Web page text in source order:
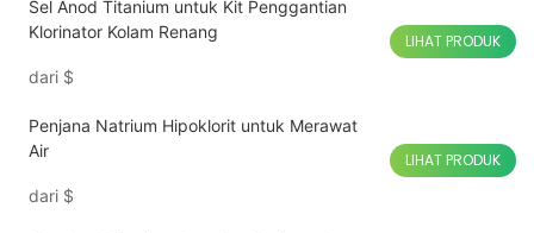
Sel Anod Titanium untuk Kit Penggantian
Klorinator Kolam Renang
dari $
LIHAT PRODUK
Penjana Natrium Hipoklorit untuk Merawat
Air
dari $
LIHAT PRODUK